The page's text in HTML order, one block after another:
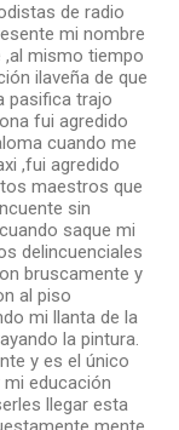
de radio
mi nombre
,al mismo tiempo
ilaveña de que
pasifica trajo
fui agredido
cuando me
,fui agredido
maestros que
sin
saque mi
delincuenciales
bruscamente y
al piso
mi llanta de la
la pintura.
y es el único
educación
llegar esta